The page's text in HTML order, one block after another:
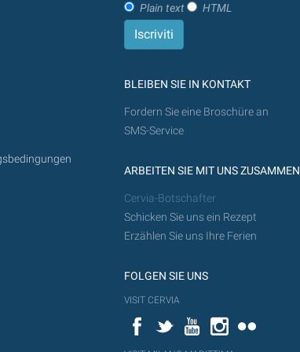
Plain text HTML
BLEIBEN SIE IN KONTAKT
Fordern Sie eine Broschüre an
SMS-Service
ARBEITEN SIE MIT UNS ZUSAMMEN
Cervia-Botschafter
Schicken Sie uns ein Rezept
Erzählen Sie uns Ihre Ferien
FOLGEN SIE UNS
VISIT CERVIA
FacebookTwitterYouTubeInstagram